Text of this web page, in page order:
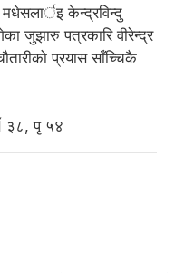
केन्द्रविन्दु
जुझारु पत्रकारि वीरेन्द्र
प्रयास साँच्चिकै
३८, पृ ५४